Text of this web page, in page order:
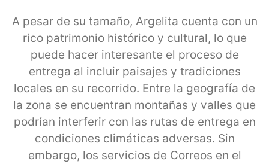
A pesar de su tamaño, Argelita cuenta con un
rico patrimonio histórico y cultural, lo que
puede hacer interesante el proceso de
entrega al incluir paisajes y tradiciones
locales en su recorrido. Entre la geografía de
la zona se encuentran montañas y valles que
podrían interferir con las rutas de entrega en
condiciones climáticas adversas. Sin
embargo, los servicios de Correos en el